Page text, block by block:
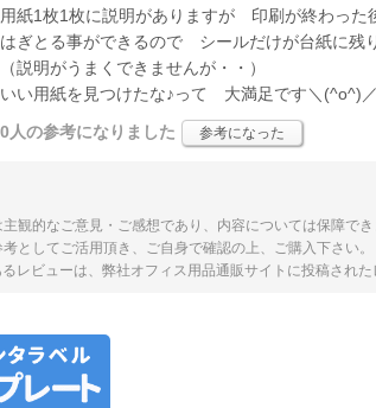
用紙1枚1枚に説明がありますが 印刷が終わっ
はぎとる事ができるので シールだけが台紙に残
（説明がうまくできませんが・・）
いい用紙を見つけたな♪って 大満足です＼(^o^)／
0人の参考になりました 参考になった
観的なご意見・ご感想であり、内容については保障でき
としてご活用頂き、ご自身で確認の上、ご購入下さい。
レビューは、弊社オフィス用品通販サイトに投稿された